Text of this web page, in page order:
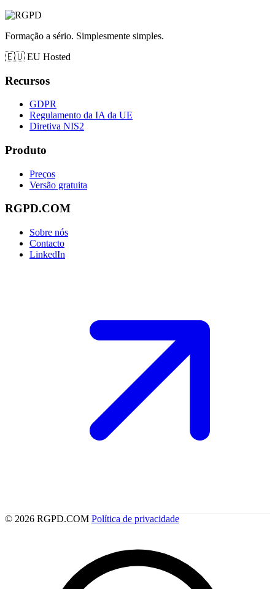
Formação a sério. Simplesmente simples.
🇪🇺 EU Hosted
Recursos
GDPR
Regulamento da IA da UE
Diretiva NIS2
Produto
Preços
Versão gratuita
RGPD.COM
Sobre nós
Contacto
LinkedIn
© 2026 RGPD.COM Política de privacidade